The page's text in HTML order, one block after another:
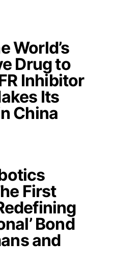
World’s
Drug to
Inhibitor
Its
China
First
Bond
and